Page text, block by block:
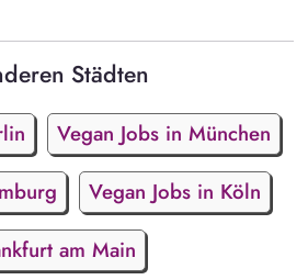
Städten
Vegan Jobs in München
Vegan Jobs in Köln
am Main